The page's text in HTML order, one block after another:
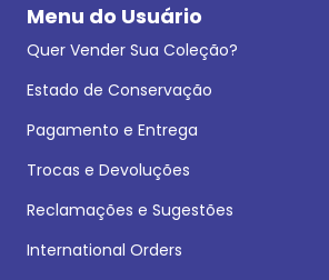
Menu do Usuário
Quer Vender Sua Coleção?
Estado de Conservação
Pagamento e Entrega
Trocas e Devoluções
Reclamações e Sugestões
International Orders